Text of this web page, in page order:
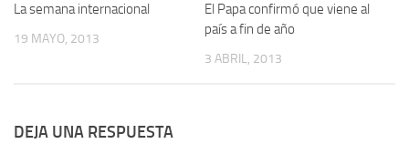
La semana internacional
19 MAYO, 2013
El Papa confirmó que viene al
país a fin de año
3 ABRIL, 2013
DEJA UNA RESPUESTA